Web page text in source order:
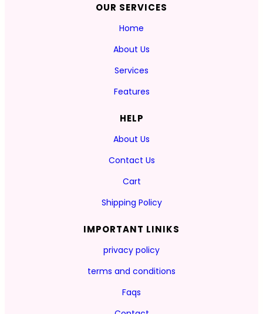
OUR SERVICES
Home
About Us
Services
Features
HELP
About Us
Contact Us
Cart
Shipping Policy
IMPORTANT LINIKS
privacy policy
terms and conditions
Faqs